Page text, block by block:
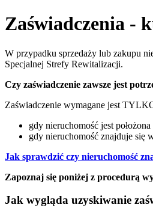
Zaświadczenia -
W przypadku sprzedaży lub zakupu
Specjalnej Strefy Rewitalizacji.
Czy zaświadczenie zawsze jest
Zaświadczenie wymagane jest
gdy nieruchomość jest
gdy nieruchomość znajduje się
Jak sprawdzić czy nieruchomość
Zapoznaj się poniżej z procedurą
Jak wygląda uzyskiwanie